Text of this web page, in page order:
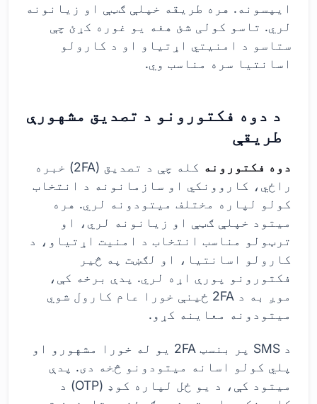
ایپسونه. هره طریقه خپلې ګټې او زیانونه
لري. تاسو کولی شئ هغه یو غوره کړئ چې
ستاسو د امنیتي اړتیاو او د کارولو
اسانتیا سره مناسب وي.
د دوه فکتورونو د تصدیق مشهورې
طریقې
دوه فکتورونه
کله چې د تصدیق (2FA) خبره
راځي، کاروونکي او سازمانونه د انتخاب
کولو لپاره مختلف میتودونه لري. هره
میتود خپلې ګټې او زیانونه لري، او
ترټولو مناسب انتخاب د امنیت اړتیاو، د
کارولو اسانتیا، او لګښت په څیر
فکتورونو پورې اړه لري. پدې برخه کې،
موږ به د 2FA ځینې خورا عام کارول شوي
میتودونه معاینه کړو.
د SMS پر بنسټ 2FA یو له خورا مشهورو او
پلي کولو اسانه میتودونو څخه دی. پدې
میتود کې، د یو ځل لپاره کوډ (OTP) د